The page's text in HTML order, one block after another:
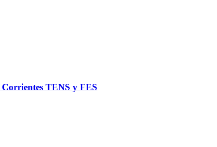
TENS y FES